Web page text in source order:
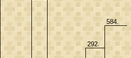
292.
584.